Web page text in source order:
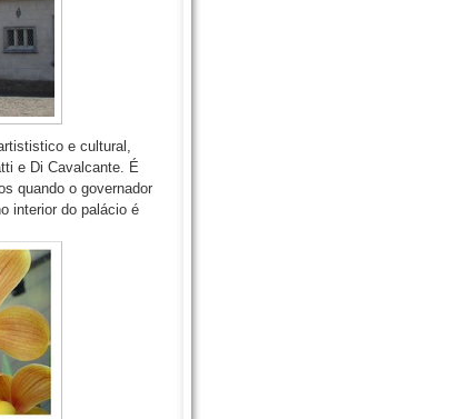
e cultural,
e Di Cavalcante. É
quando o governador
interior do palácio é